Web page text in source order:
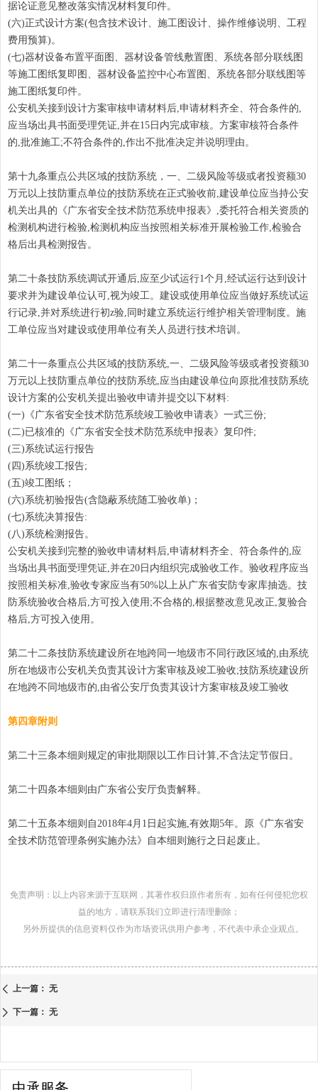
据论证意见整改落实情况材料复印件。
(六)正式设计方案(包含技术设计、施工图设计、操作维修说明、工程
费用预算)。
(七)器材设备布置平面图、器材设备管线敷置图、系统各部分联线图
等施工图纸复即图、器材设备监控中心布置图、系统各部分联线图等
施工图纸复印件。
公安机关接到设计方案审核申请材料后,申请材料齐全、符合条件的,
应当场出具书面受理凭证,并在15日内完成审核。方案审核符合条件
的,批准施工;不符合条件的,作出不批准决定并说明理由。
第十九条重点公共区域的技防系统，一、二级风险等级或者投资额30
万元以上技防重点单位的技防系统在正式验收前,建设单位应当持公安
机关出具的《广东省安全技术防范系统申报表》,委托符合相关资质的
检测机构进行检验,检测机构应当按照相关标准开展检验工作,检验合
格后出具检测报告。
第二十条技防系统调试开通后,应至少试运行1个月,经试运行达到设计
要求并为建设单位认可,视为竣工。建设或使用单位应当做好系统试运
行记录,并对系统进行初z验,同时建立系统运行维护相关管理制度。施
工单位应当对建设或使用单位有关人员进行技术培训。
第二十一条重点公共区域的技防系统,一、二级风险等级或者投资额30
万元以上技防重点单位的技防系统,应当由建设单位向原批准技防系统
设计方案的公安机关提出验收申请并提交以下材料:
(一)《广东省安全技术防范系统竣工验收申请表》一式三份;
(二)已核准的《广东省安全技术防范系统申报表》复印件;
(三)系统试运行报告
(四)系统竣工报告;
(五)竣工图纸；
(六)系统初验报告(含隐蔽系统随工验收单)；
(七)系统决算报告:
(八)系统检测报告。
公安机关接到完整的验收申请材料后,申请材料齐全、符合条件的,应
当场出具书面受理凭证,并在20日内组织完成验收工作。验收程序应当
按照相关标准,验收专家应当有50%以上从广东省安防专家库抽选。技
防系统验收合格后,方可投入使用;不合格的,根据整改意见改正,复验合
格后,方可投入使用。
第二十二条技防系统建设所在地跨同一地级市不同行政区域的,由系统
所在地级市公安机关负责其设计方案审核及竣工验收;技防系统建设所
在地跨不同地级市的,由省公安厅负责其设计方案审核及竣工验收
第四章附则
第二十三条本细则规定的审批期限以工作日计算,不含法定节假日。
第二十四条本细则由广东省公安厅负责解释。
第二十五条本细则自2018年4月1日起实施,有效期5年。原《广东省安
全技术防范管理条例实施办法》自本细则施行之日起废止。
免责声明：以上内容来源于互联网，其著作权归原作者所有，如有任何侵犯您权
益的地方，请联系我们立即进行清理删除；
另外所提供的信息资料仅作为市场资讯供用户参考，不代表中承企业观点。
ꄴ 上一篇： 无
ꄲ 下一篇： 无